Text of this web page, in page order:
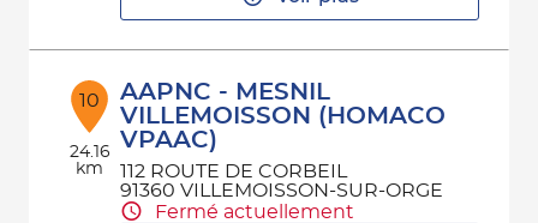
10
24.16
km
AAPNC - MESNIL
VILLEMOISSON (HOMACO
VPAAC)
112 ROUTE DE CORBEIL
91360 VILLEMOISSON-SUR-ORGE
Fermé actuellement